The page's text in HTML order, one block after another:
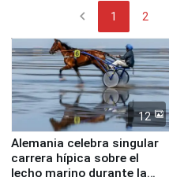
chevron_left 1 2
12
Alemania celebra singular
carrera hípica sobre el
lecho marino durante la